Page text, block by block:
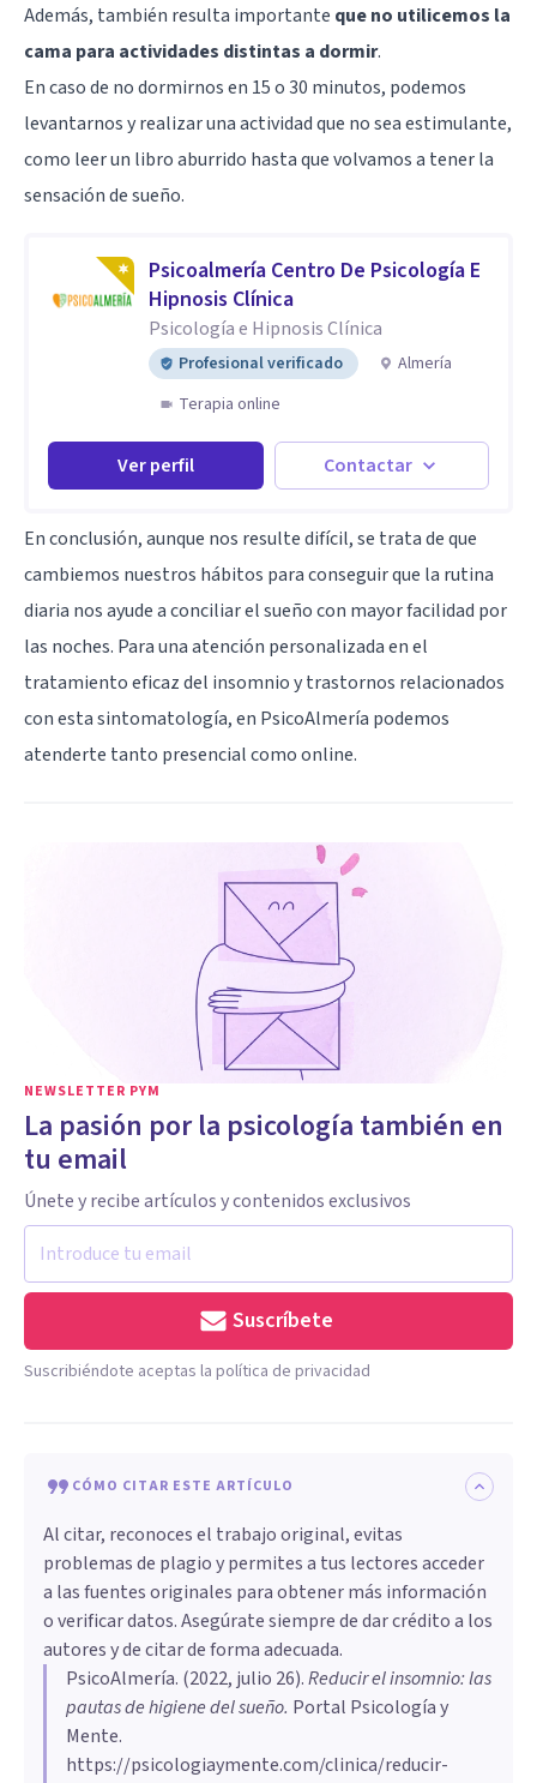
Además, también resulta importante que no utilicemos la
cama para actividades distintas a dormir.
En caso de no dormirnos en 15 o 30 minutos, podemos
levantarnos y realizar una actividad que no sea estimulante,
como leer un libro aburrido hasta que volvamos a tener la
sensación de sueño.
Psicoalmería Centro De Psicología E
Hipnosis Clínica
Psicología e Hipnosis Clínica
Profesional verificado
Almería
Terapia online
Ver perfil Contactar
En conclusión, aunque nos resulte difícil, se trata de que
cambiemos nuestros hábitos para conseguir que la rutina
diaria nos ayude a conciliar el sueño con mayor facilidad por
las noches. Para una atención personalizada en el
tratamiento eficaz del insomnio y trastornos relacionados
con esta sintomatología, en PsicoAlmería podemos
atenderte tanto presencial como online.
NEWSLETTER PYM
La pasión por la psicología también en
tu email
Únete y recibe artículos y contenidos exclusivos
Suscríbete
Suscribiéndote aceptas la política de privacidad
CÓMO CITAR ESTE ARTÍCULO
Al citar, reconoces el trabajo original, evitas
problemas de plagio y permites a tus lectores acceder
a las fuentes originales para obtener más información
o verificar datos. Asegúrate siempre de dar crédito a los
autores y de citar de forma adecuada.
PsicoAlmería. (2022, julio 26).Reducir el insomnio: las
pautas de higiene del sueño. Portal Psicología y
Mente.
https://psicologiaymente.com/clinica/reducir-